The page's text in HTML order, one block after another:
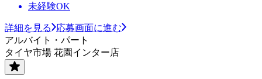
未経験OK
詳細を見る
応募画面に進む
アルバイト・パート
タイヤ市場 花園インター店